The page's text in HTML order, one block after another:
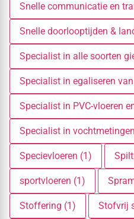
Snelle communicatie en
Snelle doorlooptijden &
Specialist in alle soorten
Specialist in egaliseren
Specialist in PVC-vloeren
Specialist in
Specievloeren (1)
sportvloeren (1)
Stoffering (1) Stofvrij